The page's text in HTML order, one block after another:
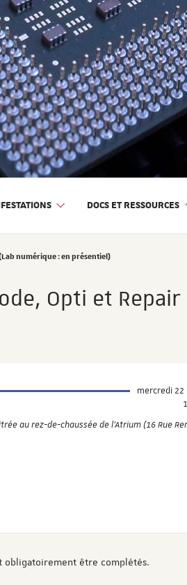
DOCS ET RESSOURCES
numérique : en présentiel)
Opti et
mercredi 22
au rez-de-chaussée de l'Atrium (16 Rue
obligatoirement être complétés.